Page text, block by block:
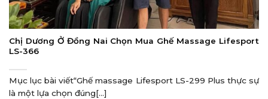
Chị Dương Ở Đồng Nai Chọn Mua Ghế Massage Lifesport
LS-366
Mục lục bài viết“Ghế massage Lifesport LS-299 Plus thực sự
là một lựa chọn đúng[...]